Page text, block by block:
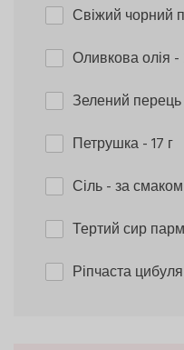
Свіжий чорний
Оливкова олія -
Зелений перець
Петрушка- 17 г
Сіль- за смаком
Тертий сир
Ріпчаста цибуля